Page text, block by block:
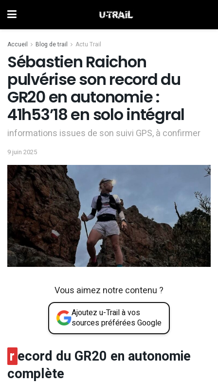
Accueil Blog de trail Actu Trail
Sébastien Raichon
pulvérise son record du
GR20 en autonomie :
41h53’18 en solo intégral
informations issues de son suivi GPS, à confirmer
9 juin 2025
Vous aimez notre contenu ?
Ajoutez u-Trail à vos
sources préférées Google
r ecord du GR20 en autonomie
complète